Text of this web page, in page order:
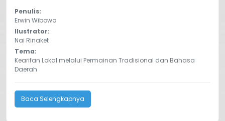
Penulis:
Erwin Wibowo
Ilustrator:
Nai Rinaket
Tema:
Kearifan Lokal melalui Permainan Tradisional dan Bahasa
Daerah
Baca Selengkapnya